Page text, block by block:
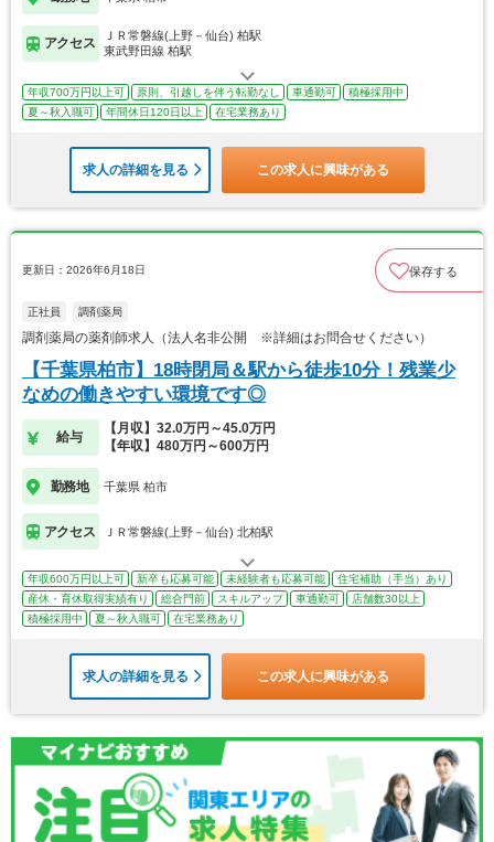
アクセス
ＪＲ常磐線(上野－仙台) 柏駅
東武野田線 柏駅
年収700万円以上可 原則、引越しを伴う転勤なし 車通勤可
積極採用中
夏～秋入職可
年間休日120日以上 在宅業務あり
求人の詳細を見る この求人に興味がある
更新日：2026年6月18日 保存する
正社員 調剤薬局
調剤薬局の薬剤師求人（法人名非公開 ※詳細はお問合せください）
【千葉県柏市】18時閉局＆駅から徒歩10分！残業少
なめの働きやすい環境です◎
給与
【月収】32.0万円～45.0万円
【年収】480万円～600万円
勤務地 千葉県 柏市
アクセス ＪＲ常磐線(上野－仙台) 北柏駅
年収600万円以上可 新卒も応募可能 未経験者も応募可能
住宅補助（手当）あり
産休・育休取得実績有り
総合門前 スキルアップ 車通勤可
店舗数30以上
積極採用中
夏～秋入職可 在宅業務あり
求人の詳細を見る この求人に興味がある